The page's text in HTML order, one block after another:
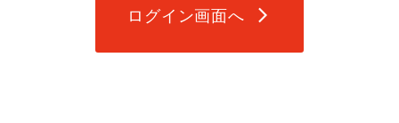
ログイン画面へ arrow_forward_ios